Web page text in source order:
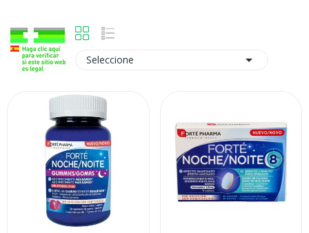
Seleccione 